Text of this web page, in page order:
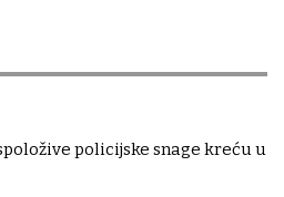
policijske snage kreću u